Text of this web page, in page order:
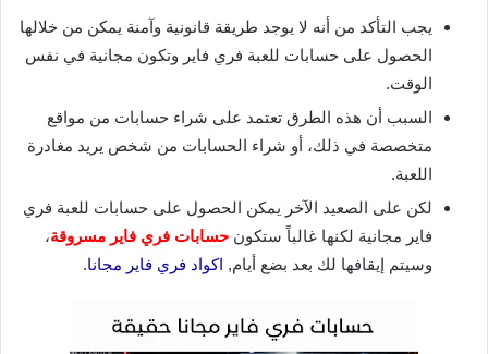
يجب التأكد من أنه لا يوجد طريقة قانونية وآمنة يمكن من خلالها
الحصول على حسابات للعبة فري فاير وتكون مجانية في نفس
الوقت.
السبب أن هذه الطرق تعتمد على شراء حسابات من مواقع
متخصصة في ذلك، أو شراء الحسابات من شخص يريد مغادرة
اللعبة.
لكن على الصعيد الآخر يمكن الحصول على حسابات للعبة فري
فاير مجانية لكنها غالباً ستكون حسابات فري فاير مسروقة،
وسيتم إيقافها لك بعد بضع أيام, اكواد فري فاير مجانا.